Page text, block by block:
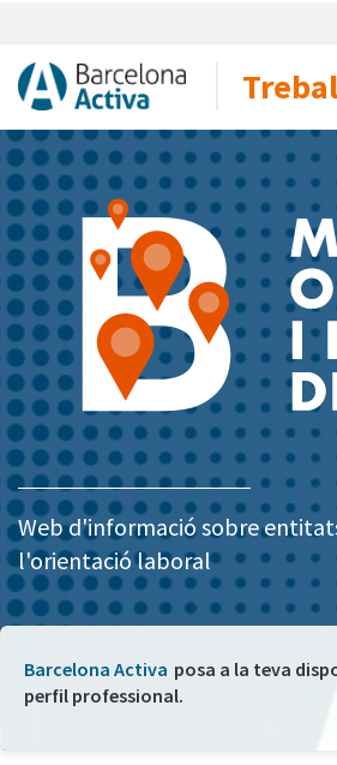
Web d'informació sobre
l'orientació laboral
Barcelona Activa posa a la teva
perfil professional.